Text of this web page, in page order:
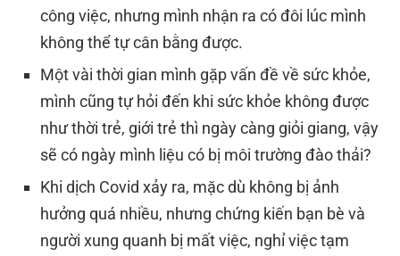
công việc, nhưng mình nhận ra có đôi lúc mình
không thể tự cân bằng được.
Một vài thời gian mình gặp vấn đề về sức khỏe,
mình cũng tự hỏi đến khi sức khỏe không được
như thời trẻ, giới trẻ thì ngày càng giỏi giang, vậy
sẽ có ngày mình liệu có bị môi trường đào thải?
Khi dịch Covid xảy ra, mặc dù không bị ảnh
hưởng quá nhiều, nhưng chứng kiến bạn bè và
người xung quanh bị mất việc, nghỉ việc tạm